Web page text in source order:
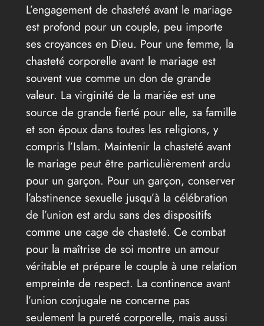
L’engagement de chasteté avant le mariage
est profond pour un couple, peu importe
ses croyances en Dieu. Pour une femme, la
chasteté corporelle avant le mariage est
souvent vue comme un don de grande
valeur. La virginité de la mariée est une
source de grande fierté pour elle, sa famille
et son époux dans toutes les religions, y
compris l’Islam. Maintenir la chasteté avant
le mariage peut être particulièrement ardu
pour un garçon. Pour un garçon, conserver
l’abstinence sexuelle jusqu’à la célébration
de l’union est ardu sans des dispositifs
comme une cage de chasteté. Ce combat
pour la maîtrise de soi montre un amour
véritable et prépare le couple à une relation
empreinte de respect. La continence avant
l’union conjugale ne concerne pas
seulement la pureté corporelle, mais aussi